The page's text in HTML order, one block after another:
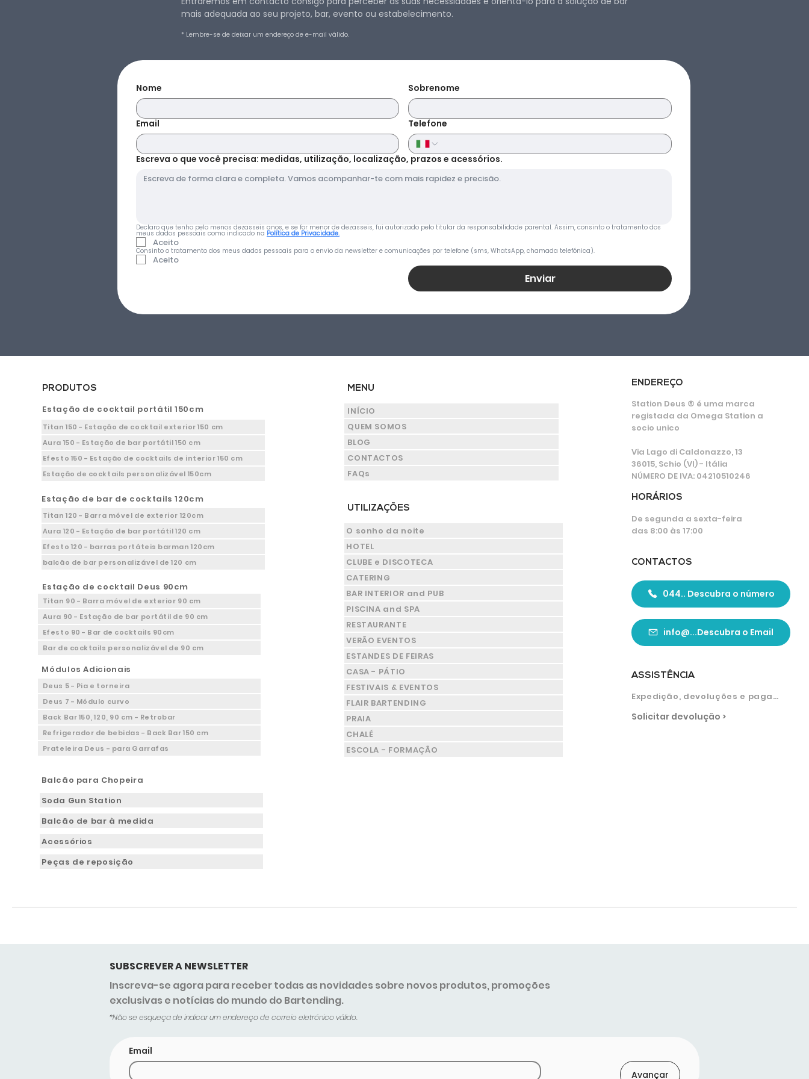
mais adequada ao seu projeto, bar, evento ou estabelecimento.
* Lembre-se de deixar um endereço de e-mail válido.
Nome Sobrenome
Email Telefone
Escreva o que você precisa: medidas, utilização, localização, prazos e acessórios.
Declaro que tenho pelo menos dezasseis anos, e se for menor de dezasseis, fui autorizado pelo titular da responsabilidade parental. Assim, consinto o tratamento dos
meus dados pessoais como indicado na Política de Privacidade.
Aceito
Consinto o tratamento dos meus dados pessoais para o envio da newsletter e comunicações por telefone (sms, WhatsApp, chamada telefónica).
Aceito
Enviar
PRODUTOS
Estação de cocktail portátil 150cm
Titan 150 - Estação de cocktail exterior 150 cm
Aura 150 - Estação de bar portátil 150 cm
Efesto 150 - Estação de cocktails de interior 150 cm
Estação de cocktails personalizável 150cm
Estação de bar de cocktails 120cm
Titan 120 - Barra móvel de exterior 120cm
Aura 120 - Estação de bar portátil 120 cm
Efesto 120 - barras portáteis barman 120cm
balcão de bar personalizável de 120 cm
Estação de cocktail Deus 90cm
Titan 90 - Barra móvel de exterior 90 cm
Aura 90 - Estação de bar portátil de 90 cm
Efesto 90 - Bar de cocktails 90cm
Bar de cocktails personalizável de 90 cm
Módulos Adicionais
Deus 5 - Pia e torneira
Deus 7 - Módulo curvo
Back Bar 150, 120, 90 cm - Retrobar
Refrigerador de bebidas - Back Bar 150 cm
Prateleira Deus - para Garrafas
Balcão para Chopeira
Soda Gun Station
Balcão de bar à medida
Acessórios
Peças de reposição
MENU
INÍCIO
QUEM SOMOS
BLOG
CONTACTOS
FAQs
UTILIZAÇÕES
O sonho da noite
HOTEL
CLUBE e DISCOTECA
CATERING
BAR INTERIOR and PUB
PISCINA and SPA
RESTAURANTE
VERÃO EVENTOS
ESTANDES DE FEIRAS
CASA - PÁTIO
FESTIVAIS & EVENTOS
FLAIR BARTENDING
PRAIA
CHALÉ
ESCOLA - FORMAÇÃO
ENDEREÇO
Station Deus ® é uma marca
registada da Omega Station a
socio unico
Via Lago di Caldonazzo, 13
36015, Schio (VI) - Itália
NÚMERO DE IVA: 04210510246
HORÁRIOS
De segunda a sexta-feira
das 8:00 às 17:00
CONTACTOS
044.. Descubra o número
info@...Descubra o Email
ASSISTÊNCIA
Expedição, devoluções e pagamentos
Solicitar devolução >
SUBSCREVER A NEWSLETTER
Inscreva-se agora para receber todas as novidades sobre novos produtos, promoções
exclusivas e notícias do mundo do Bartending.
*Não se esqueça de indicar um endereço de correio eletrónico válido.
Email
Avançar